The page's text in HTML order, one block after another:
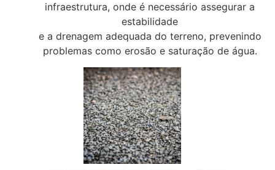
infraestrutura, onde é necessário assegurar a
estabilidade
e a drenagem adequada do terreno, prevenindo
problemas como erosão e saturação de água.